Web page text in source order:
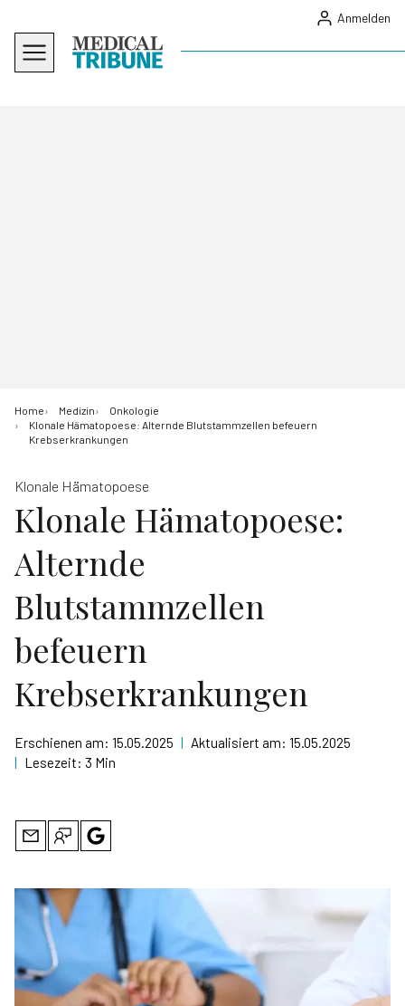
Anmelden
Home Medizin
Onkologie
Klonale Hämatopoese: Alternde Blutstammzellen befeuern
Krebserkrankungen
Klonale Hämatopoese
Klonale Hämatopoese:
Alternde
Blutstammzellen
befeuern
Krebserkrankungen
Erschienen am: 15.05.2025 | Aktualisiert am: 15.05.2025
| Lesezeit: 3 Min